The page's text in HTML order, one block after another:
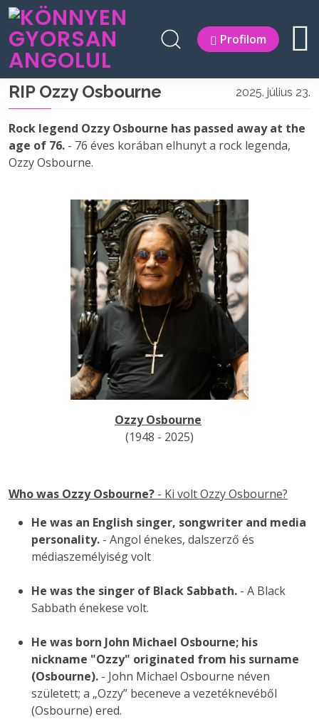
Profilom
RIP Ozzy Osbourne 2025. július 23.
Rock legend Ozzy Osbourne has passed away at the
age of 76. - 76 éves korában elhunyt a rock legenda,
Ozzy Osbourne.
Ozzy Osbourne
(1948 - 2025)
Who was Ozzy Osbourne? - Ki volt Ozzy Osbourne?
He was an English singer, songwriter and media
personality. - Angol énekes, dalszerző és
médiaszemélyiség volt
He was the singer of Black Sabbath. - A Black
Sabbath énekese volt.
He was born John Michael Osbourne; his
nickname "Ozzy" originated from his surname
(Osbourne). - John Michael Osbourne néven
született; a „Ozzy” beceneve a vezetéknevéből
(Osbourne) ered.